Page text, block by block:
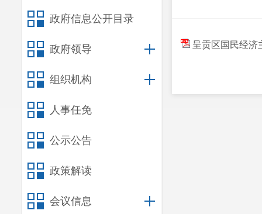
政府信息公开目录
政府领导
组织机构
人事任免
公示公告
政策解读
会议信息
呈贡区国民经济